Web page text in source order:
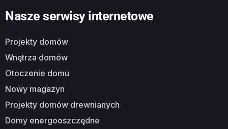
Nasze serwisy internetowe
Projekty domów
Wnętrza domów
Otoczenie domu
Nowy magazyn
Projekty domów drewnianych
Domy energooszczędne